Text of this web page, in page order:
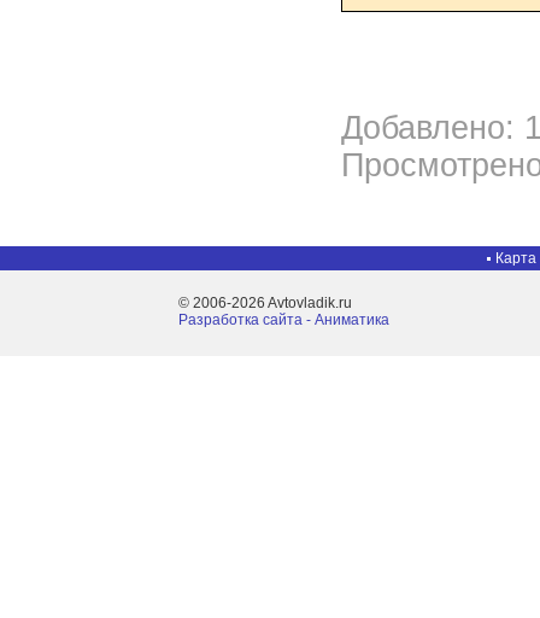
Добавлено:
Карта
© 2006-2026 Avtovladik.ru
Разработка сайта - Aниматика